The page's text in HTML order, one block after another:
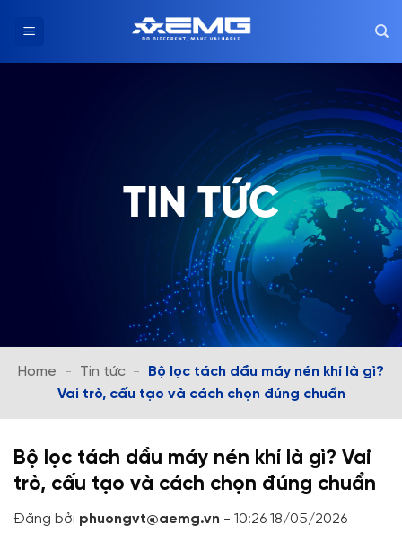
đến
TIN TỨC
Home - Tin tức -
Bộ lọc tách dầu máy nén khí là gì?
Vai trò, cấu tạo và cách chọn đúng chuẩn
Bộ lọc tách dầu máy nén khí là gì? Vai
trò, cấu tạo và cách chọn đúng chuẩn
Đăng bởi phuongvt@aemg.vn - 10:26 18/05/2026